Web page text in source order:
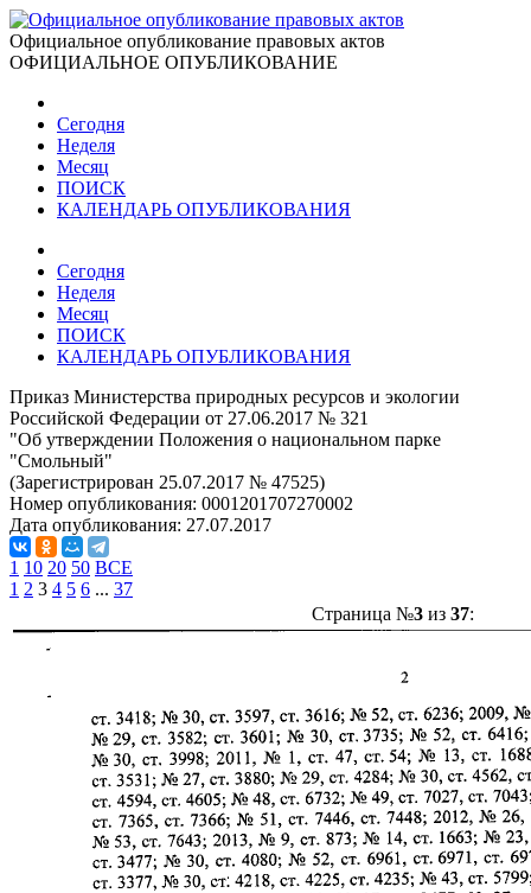
Официальное опубликование правовых актов
ОФИЦИАЛЬНОЕ ОПУБЛИКОВАНИЕ
Сегодня
Неделя
Месяц
ПОИСК
КАЛЕНДАРЬ ОПУБЛИКОВАНИЯ
Сегодня
Неделя
Месяц
ПОИСК
КАЛЕНДАРЬ ОПУБЛИКОВАНИЯ
Приказ Министерства природных ресурсов и экологии
Российской Федерации от 27.06.2017 № 321
"Об утверждении Положения о национальном парке
"Смольный"
(Зарегистрирован 25.07.2017 № 47525)
Номер опубликования: 0001201707270002
Дата опубликования: 27.07.2017
1 10 20 50 ВСЕ
1 2 3 4 5 6 ... 37
Страница №3из 37: